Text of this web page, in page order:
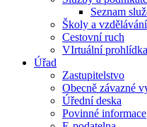
Seznam
Školy a vzdělávání
Cestovní ruch
VIrtuální prohlídka
Úřad
Zastupitelstvo
Obecně závazné
Úřední deska
Povinné informace